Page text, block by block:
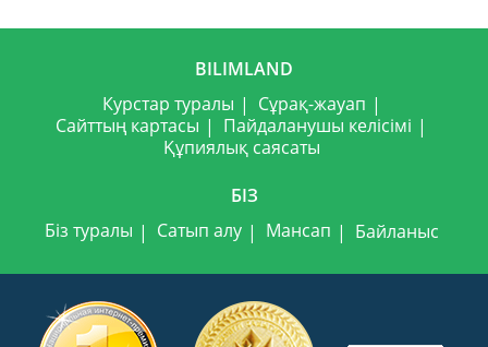
BILIMLAND
Курстар туралы
Сұрақ-жауап
Сайттың картасы
Пайдаланушы келісімі
Құпиялық саясаты
БІЗ
Біз туралы
Сатып алу Мансап Байланыс